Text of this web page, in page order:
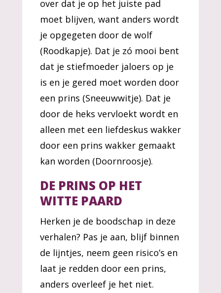
over dat je op het juiste pad
moet blijven, want anders wordt
je opgegeten door de wolf
(Roodkapje). Dat je zó mooi bent
dat je stiefmoeder jaloers op je
is en je gered moet worden door
een prins (Sneeuwwitje). Dat je
door de heks vervloekt wordt en
alleen met een liefdeskus wakker
door een prins wakker gemaakt
kan worden (Doornroosje).
DE PRINS OP HET
WITTE PAARD
Herken je de boodschap in deze
verhalen? Pas je aan, blijf binnen
de lijntjes, neem geen risico’s en
laat je redden door een prins,
anders overleef je het niet.